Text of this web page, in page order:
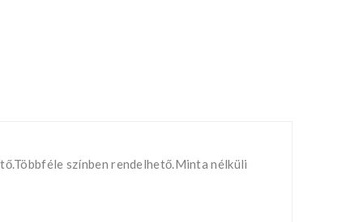
színben rendelhető.Minta nélküli